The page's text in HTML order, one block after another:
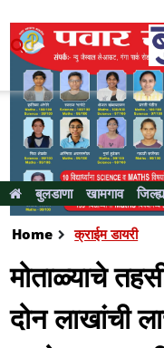
बुलडाणा खामगाव
Home क्राईम डायरी
माेताळ्याचे
दाेन लाखांची